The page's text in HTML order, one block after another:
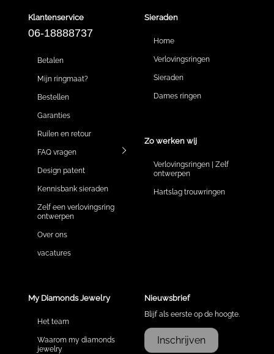
Klantenservice
06-18888737
Betalen
Mijn ringmaat?
Bestellen
Garanties
Ruilen en retour
FAQ vragen
Design patent
Kennisbank sieraden
Zelf een verlovingsring
ontwerpen
Over ons
vacatures
Sieraden
Home
Verlovingsringen
Sieraden
Dames ringen
Zo werken wij
Verlovingsringen | Zelf
ontwerpen
Hartslag trouwringen
My Diamonds Jewelry
Het team
Waarom my diamonds
jewelry
Nieuwsbrief
Blijf als eerste op de hoogte.
Inschrijven